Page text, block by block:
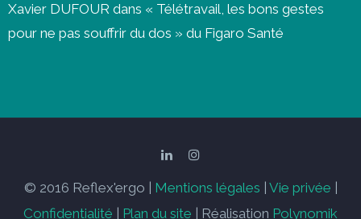
Xavier DUFOUR dans « Télétravail, les bons gestes
pour ne pas souffrir du dos » du Figaro Santé
© 2016 Reflex'ergo | Mentions légales Vie privée
Confidentialité
Plan du site | Réalisation Polynomik